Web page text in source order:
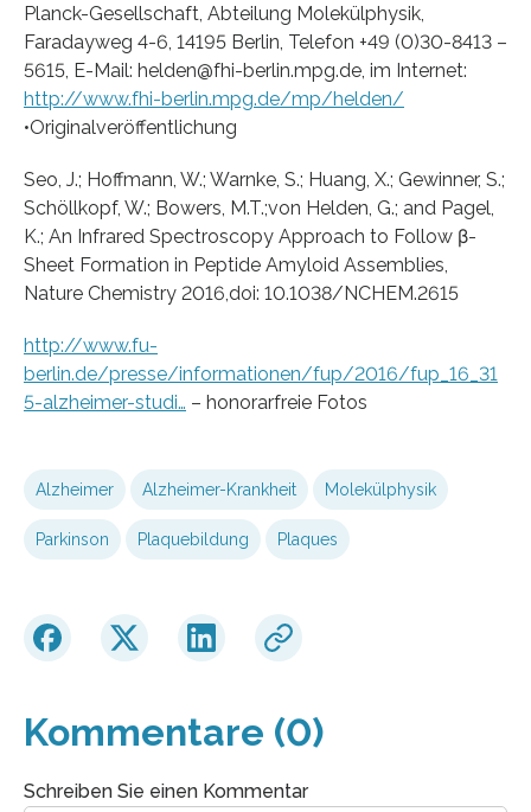
Planck-Gesellschaft, Abteilung Molekülphysik,
Faradayweg 4-6, 14195 Berlin, Telefon +49 (0)30-8413 –
5615, E-Mail: helden@fhi-berlin.mpg.de, im Internet:
http://www.fhi-berlin.mpg.de/mp/helden/
•Originalveröffentlichung
Seo, J.; Hoffmann, W.; Warnke, S.; Huang, X.; Gewinner, S.;
Schöllkopf, W.; Bowers, M.T.;von Helden, G.; and Pagel,
K.; An Infrared Spectroscopy Approach to Follow β-
Sheet Formation in Peptide Amyloid Assemblies,
Nature Chemistry 2016,doi: 10.1038/NCHEM.2615
http://www.fu-
berlin.de/presse/informationen/fup/2016/fup_16_31
5-alzheimer-studi… – honorarfreie Fotos
Alzheimer Alzheimer-Krankheit Molekülphysik
Parkinson Plaquebildung Plaques
Kommentare (0)
Schreiben Sie einen Kommentar